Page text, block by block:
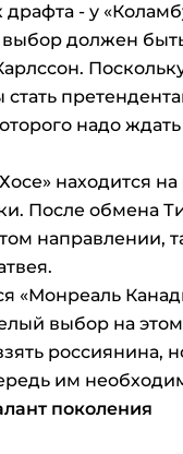
драфта - у
должен
стать
надо
находится
После обмена
направлении,
«Монреаль
выбор на
россиянина,
им
поколения